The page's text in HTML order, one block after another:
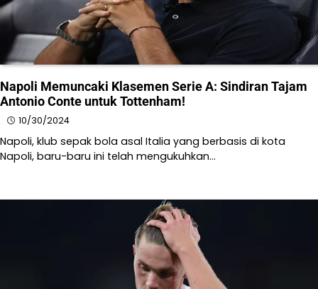
Napoli Memuncaki Klasemen Serie A: Sindiran Tajam
Antonio Conte untuk Tottenham!
10/30/2024
Napoli, klub sepak bola asal Italia yang berbasis di kota
Napoli, baru-baru ini telah mengukuhkan…